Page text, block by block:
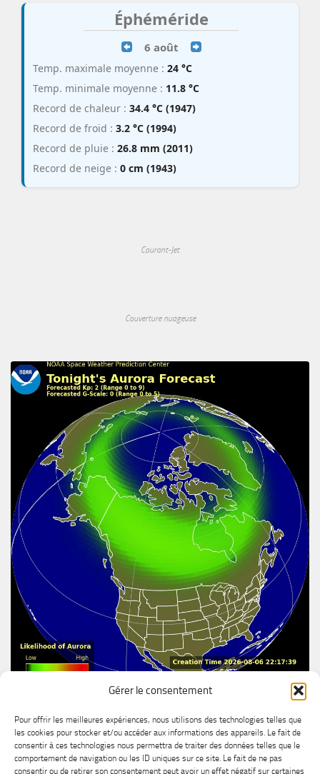
Gérer le consentement
Pour offrir les meilleures expériences, nous utilisons des technologies telles que
les cookies pour stocker et/ou accéder aux informations des appareils. Le fait de
consentir à ces technologies nous permettra de traiter des données telles que le
comportement de navigation ou les ID uniques sur ce site. Le fait de ne pas
consentir ou de retirer son consentement peut avoir un effet négatif sur certaines
Éphéméride
6 août
Temp. maximale moyenne : 24 °C
Temp. minimale moyenne : 11.8 °C
Record de chaleur : 34.4 °C (1947)
Record de froid : 3.2 °C (1994)
Record de pluie : 26.8 mm (2011)
Record de neige : 0 cm (1943)
Courant-Jet
Couverture nuageuse